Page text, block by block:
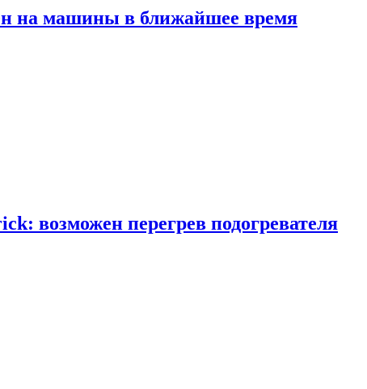
на машины в ближайшее время
возможен перегрев подогревателя